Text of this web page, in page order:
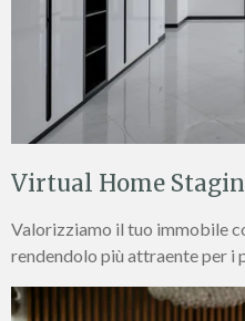
Virtual Home
Valorizziamo il tuo immobile
rendendolo più attraente per i